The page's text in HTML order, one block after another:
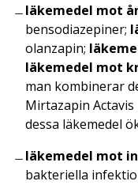
läkemedel mot
bensodiazepiner;
olanzapin;
läkemedel mot
man kombinerar
Mirtazapin
dessa läkemedel
läkemedel mot
bakteriella